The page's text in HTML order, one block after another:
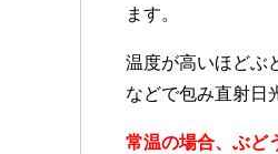
ます。
温度が高いほどぶ
などで包み直射日
常温の場合、ぶど